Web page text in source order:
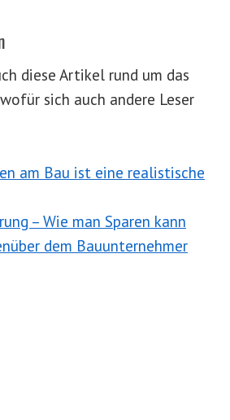
diese Artikel rund um das
sich auch andere Leser
am Bau ist eine realistische
– Wie man Sparen kann
dem Bauunternehmer